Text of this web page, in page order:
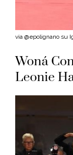
via @epolignano su
Woná
Leonie